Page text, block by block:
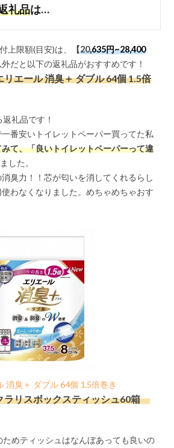
礼品は…
上限額(目安)は、 【20,635円~28,400
だと以下の返礼品がおすすめです！
エール 消臭＋ ダブル 64個 1.5倍
礼品です！
番安いトイレットペーパー買ってた私
て、「良いトイレットペーパーって違
した。
臭力！！芯が匂いを消してくれるらし
わなくなりました。めちゃめちゃおす
消臭＋ ダブル 64個 1.5倍巻き
ラリスボックスティッシュ60箱
めティッシュはなんぼあっても良いの